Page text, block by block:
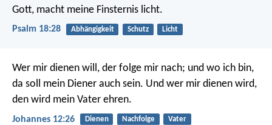
Gott, macht meine Finsternis licht.
Psalm 18:28 Abhängigkeit Schutz Licht
Wer mir dienen will, der folge mir nach; und wo ich bin,
da soll mein Diener auch sein. Und wer mir dienen wird,
den wird mein Vater ehren.
Johannes 12:26 Dienen Nachfolge Vater